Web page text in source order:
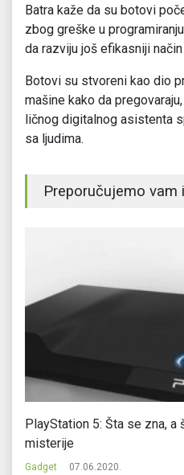
Batra kaže da su botovi
zbog greške u
da razviju još efikasniji
Botovi su stvoreni kao dio
mašine kako da
ličnog digitalnog asistenta
sa ljudima.
Preporučujemo vam
PlayStation 5: Šta se zna,
misterije
Gadget 07.06.2020.